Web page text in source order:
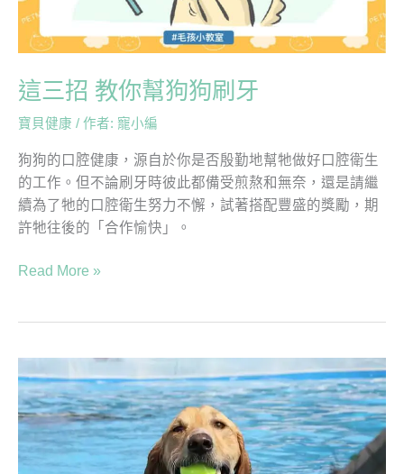
這三招 教你幫狗狗刷牙
寶貝健康 / 作者: 寵小編
狗狗的口腔健康，源自於你是否殷勤地幫牠做好口腔衛生
的工作。但不論刷牙時彼此都備受煎熬和無奈，還是請繼
續為了牠的口腔衛生努力不懈，試著搭配豐盛的獎勵，期
許牠往後的「合作愉快」。
刷
Read More »
天
狗
水